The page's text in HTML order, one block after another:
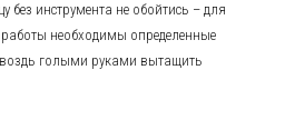
инструмента не обойтись – для
необходимы определенные
голыми руками вытащить